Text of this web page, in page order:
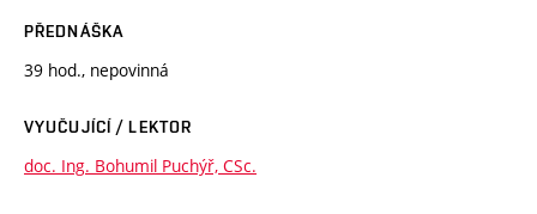
PŘEDNÁŠKA
39 hod., nepovinná
VYUČUJÍCÍ / LEKTOR
doc. Ing. Bohumil Puchýř, CSc.